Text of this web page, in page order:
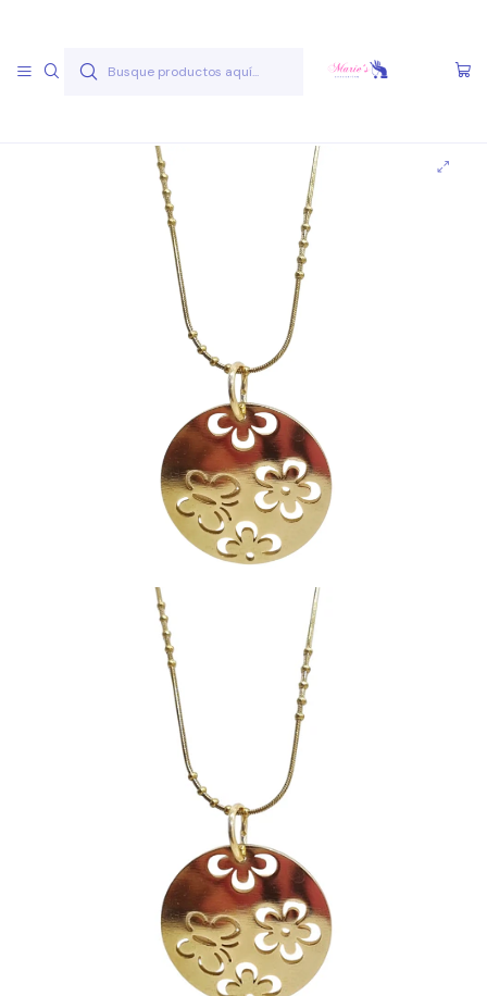
Inicio Joyas Acero Quirúgico Cadenas Acero Quirúgico
Cadenas A.Q. Dorados Cadena AQ D 38